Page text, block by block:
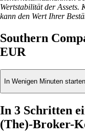
Wertstabilität der
kann den Wert Ihrer
Southern
EUR
In Wenigen Minuten starten
In 3 Schritten
(The)-Broker-